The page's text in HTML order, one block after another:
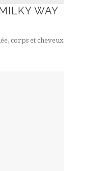
WAY
corps et cheveux